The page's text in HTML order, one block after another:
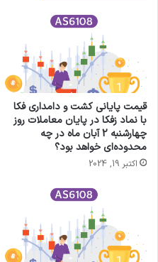
قیمت پایانی كشت و دامداری فكا
با نماد زفکا در پایان معاملات روز
چهارشنبه 2 آبان ماه در چه
محدوده‌ای خواهد بود؟
اکتبر 19, 2024